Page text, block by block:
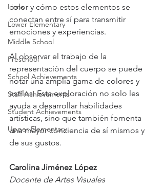
Lions
Lower Elementary
Middle School
Preschool
School Achievements
Staff Achievements
Student Achievements
Upper Elementary
color y cómo estos elementos se
conectan entre sí para transmitir
emociones y experiencias.
Al observar el trabajo de la
representación del cuerpo se puede
notar una amplia gama de colores y
estilos. Esta exploración no solo les
ayuda a desarrollar habilidades
artísticas, sino que también fomenta
una mayor conciencia de sí mismos y
de sus gustos.
Carolina Jiménez López
Docente de Artes Visuales